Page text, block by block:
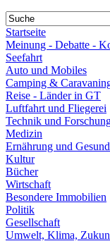
Startseite
Meinung - Debatte -
Seefahrt
Auto und Mobiles
Camping &
Reise - Länder in GT
Luftfahrt und Fliegerei
Technik und
Medizin
Ernährung und
Kultur
Bücher
Wirtschaft
Besondere Immobilien
Politik
Gesellschaft
Umwelt, Klima,